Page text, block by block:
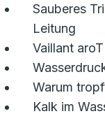
Sauberes
Leitung
Vaillant
Warum
Kalk im